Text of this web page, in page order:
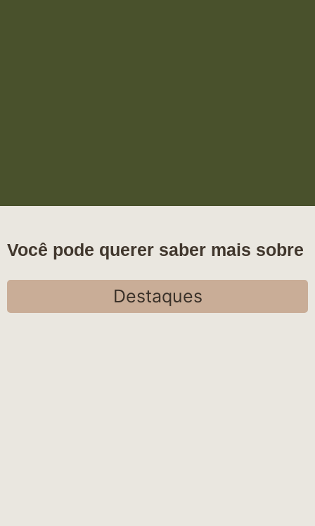
Você pode querer saber mais sobre
Destaques